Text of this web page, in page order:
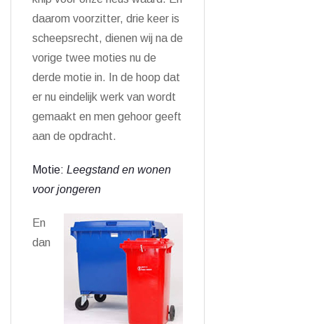
daarom voorzitter, drie keer is
scheepsrecht, dienen wij na de
vorige twee moties nu de
derde motie in. In de hoop dat
er nu eindelijk werk van wordt
gemaakt en men gehoor geeft
aan de opdracht.
Motie: Leegstand en wonen
voor jongeren
En
dan